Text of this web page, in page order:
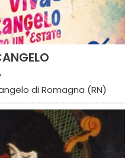
di Romagna (RN)